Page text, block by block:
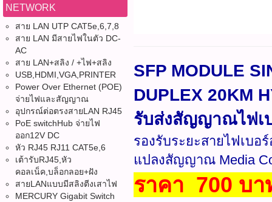
NETWORK
สาย LAN UTP CAT5e,6,7,8
สาย LAN มีสายไฟในตัว DC-
AC
สาย LAN+สลิง / +ไฟ+สลิง
USB,HDMI,VGA,PRINTER
Power Over Ethernet (POE)
จ่ายไฟและสัญญาณ
อุปกรณ์ต่อตรงสายLAN RJ45
PoE switchHub จ่ายไฟ
ออก12V DC
หัว RJ45 RJ11 CAT5e,6
เต้ารับRJ45,หัว
คอลเน็ค,บล็อกลอย+ฝัง
สายLANแบบมีสลิงตีงเสาไฟ
MERCURY Gigabit Switch
SFP MODULE
DUPLEX 20KM
รับส่งสัญญาณไฟเ
รองรับระยะสายไฟเบ
แปลงสัญญาณ Media
ราคา 700 บา